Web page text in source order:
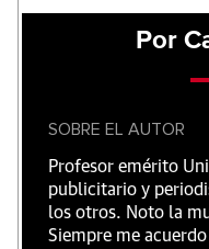
Por
SOBRE EL AUTOR
Profesor emérito
publicitario y
los otros. Noto la
Siempre me